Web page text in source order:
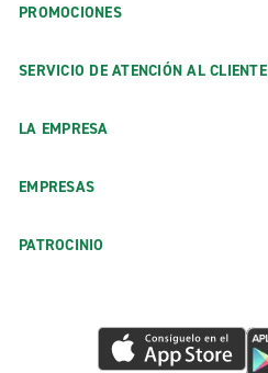
PROMOCIONES
SERVICIO DE ATENCIÓN AL CLIENTE
LA EMPRESA
EMPRESAS
PATROCINIO